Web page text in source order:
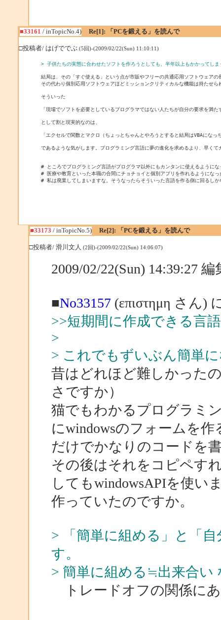
■33161 / inTopicNo.4) Re[1]: 「PCを鍛える」を読んで
□投稿者/ はげででぶ (5回)-(2009/02/22(Sun) 11:10:11)
> 子供たちの実態に合わせたソフトを作ろうとしても、半年以上もかかってし
結局は、その「すぐ使える」という点が市販やフリーの共通応用ソフトウェア
その代わり個別応用ソフトウェアほどミッションクリティカルな機能は持たせら
そういった
「現場でソフトを必要としているプログラマではない人たちが自分の要求を満
として割と現実的なのは、
「エクセルで関数とマクロ（ちょっとちゃんとやろうとすると結局はVBAにな
であるような気がします。プログラミング言語に夢の進化を求めるより、早くて
# ところでプログラミング言語がプログラマ以外にもカンタンに使えるようにな
# 医療や教育といった本職の合間にチョチョイと個別アプリを作れるようになっ
# 私は廃業してしまいますな。そうなったらそういった言語を作る側に回るしか
■33173 / inTopicNo.5) Re[2]: 「PCを鍛える」を読んで
□投稿者/ 滑川文人 (2回)-(2009/02/22(Sun) 14:06:07)
2009/02/22(Sun) 14:39:27
■No33157(επιστημη さん)
>>短期間に作成できる言
>
> これでもずいぶん簡単
昔はどれほど難しかった
さですか）
猫でもわかるプログラミ
にwindowsのフォームを作
だけでかなりのコードを
その後はそれをコピペす
してもwindowsAPIを使い
作っていたのですか。
> 「簡単に組める」と「
す。
> 簡単に組める≒出来合い
トレードオフの関係に